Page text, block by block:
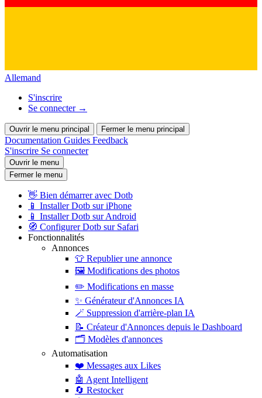
Allemand
S'inscrire
Se connecter →
Ouvrir le menu principal Fermer le menu principal
Documentation Guides Feedback
S'inscrire Se connecter
Ouvrir le menu
Fermer le menu
👋 Bien démarrer avec Dotb
📱 Installer Dotb sur iPhone
📱 Installer Dotb sur Android
🧭 Configurer Dotb sur Safari
Fonctionnalités
Annonces
👕 Republier une annonce
🖼️ Modifications des photos
✏️ Modifications en masse
✨ Générateur d'Annonces IA
🪄 Suppression d'arrière-plan IA
📝 Créateur d'Annonces depuis le Dashboard
🗂️ Modèles d'annonces
Automatisation
❤️ Messages aux Likes
🤖 Agent Intelligent
🔄 Restocker